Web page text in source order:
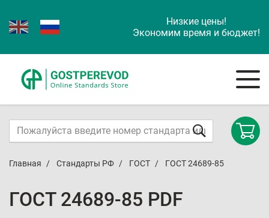
Низкие цены!
Экономим время и бюджет!
Главная Стандарты РФ ГОСТ ГОСТ 24689-85
ГОСТ 24689-85 PDF